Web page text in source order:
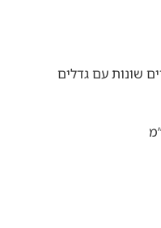
שונות עם גדלים